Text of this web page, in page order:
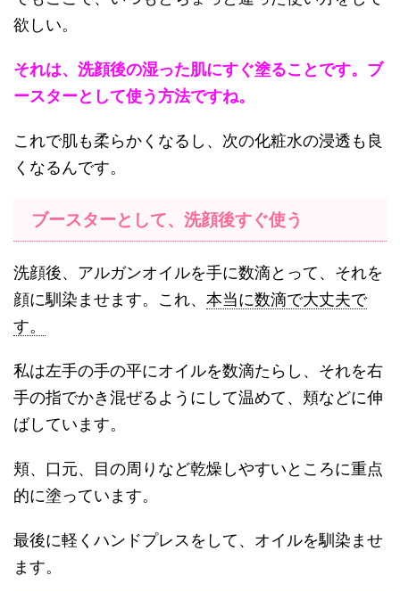
欲しい。
それは、洗顔後の湿った肌にすぐ塗ることです。ブ
ースターとして使う方法ですね。
これで肌も柔らかくなるし、次の化粧水の浸透も良
くなるんです。
ブースターとして、洗顔後すぐ使う
洗顔後、アルガンオイルを手に数滴とって、それを
顔に馴染ませます。これ、 本当に数滴で大丈夫で
す。
私は左手の手の平にオイルを数滴たらし、それを右
手の指でかき混ぜるようにして温めて、頬などに伸
ばしています。
頬、口元、目の周りなど乾燥しやすいところに重点
的に塗っています。
最後に軽くハンドプレスをして、オイルを馴染ませ
ます。